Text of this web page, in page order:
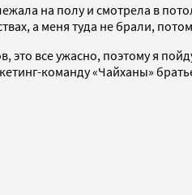
на полу и смотрела в
а меня туда не брали,
это все ужасно, поэтому я
команду «Чайханы»